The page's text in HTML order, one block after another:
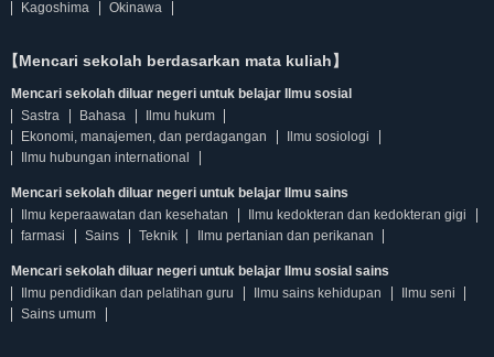
Kagoshima
Okinawa
【Mencari sekolah berdasarkan mata kuliah】
Mencari sekolah diluar negeri untuk belajar Ilmu sosial
Sastra
Bahasa
Ilmu hukum
Ekonomi, manajemen, dan perdagangan
Ilmu sosiologi
Ilmu hubungan international
Mencari sekolah diluar negeri untuk belajar Ilmu sains
Ilmu keperaawatan dan kesehatan
Ilmu kedokteran dan kedokteran gigi
farmasi
Sains Teknik Ilmu pertanian dan perikanan
Mencari sekolah diluar negeri untuk belajar Ilmu sosial sains
Ilmu pendidikan dan pelatihan guru
Ilmu sains kehidupan
Ilmu seni
Sains umum